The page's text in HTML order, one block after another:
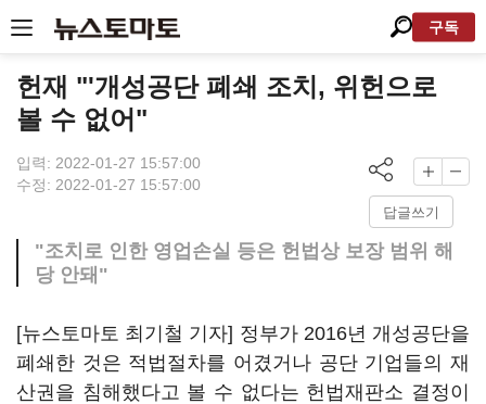
구독
헌재 "'개성공단 폐쇄 조치, 위헌으로
볼 수 없어"
입력: 2022-01-27 15:57:00
수정: 2022-01-27 15:57:00
답글쓰기
"조치로 인한 영업손실 등은 헌법상 보장 범위 해
당 안돼"
[뉴스토마토 최기철 기자] 정부가 2016년 개성공단을
폐쇄한 것은 적법절차를 어겼거나 공단 기업들의 재
산권을 침해했다고 볼 수 없다는 헌법재판소 결정이